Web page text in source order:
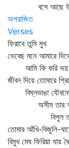
বসে আছে
অপরাজিত
Verses
ফিরাবে তুমি মুখ
ভেবেছ মনে আমারে
আমি কি করি
জীবন দিয়ে তোমারে
বিঘ্নভাঙা
অসীম তার
বিপুল তার
তোমার আঁখি-বিজুলি-
বিমুখ মেঘ ফিরিয়া যায়